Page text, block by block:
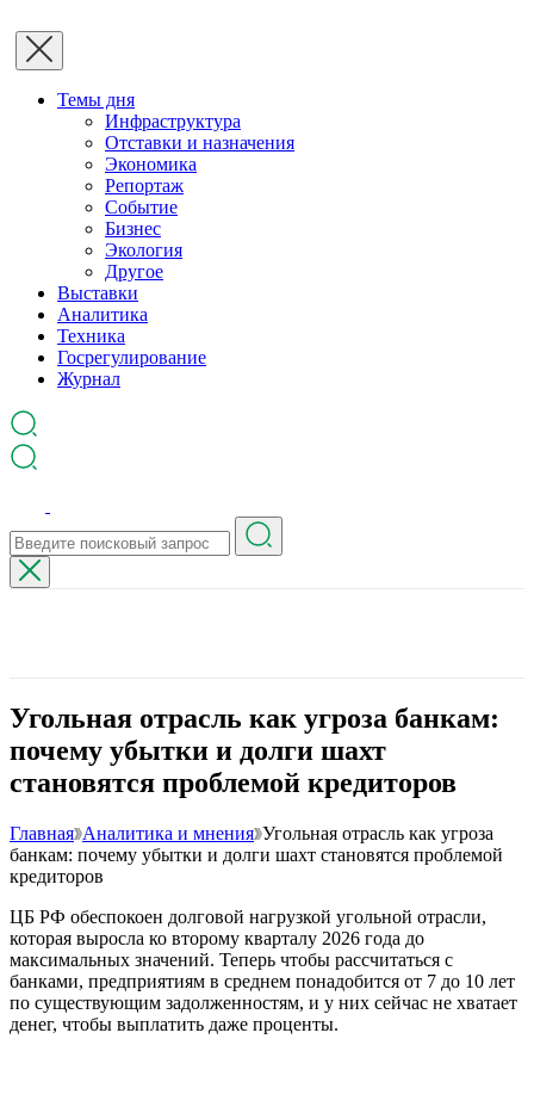
Темы дня
Инфраструктура
Отставки и назначения
Экономика
Репортаж
Событие
Бизнес
Экология
Другое
Выставки
Аналитика
Техника
Госрегулирование
Журнал
Угольная отрасль как угроза банкам:
почему убытки и долги шахт
становятся проблемой кредиторов
Главная Аналитика и мнения Угольная отрасль как угроза
банкам: почему убытки и долги шахт становятся проблемой
кредиторов
ЦБ РФ обеспокоен долговой нагрузкой угольной отрасли,
которая выросла ко второму кварталу 2026 года до
максимальных значений. Теперь чтобы рассчитаться с
банками, предприятиям в среднем понадобится от 7 до 10 лет
по существующим задолженностям, и у них сейчас не хватает
денег, чтобы выплатить даже проценты.